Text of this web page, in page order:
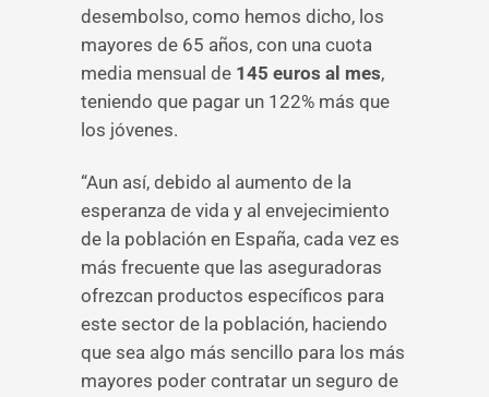
desembolso, como hemos dicho, los
mayores de 65 años, con una cuota
media mensual de 145 euros al mes,
teniendo que pagar un 122% más que
los jóvenes.
“Aun así, debido al aumento de la
esperanza de vida y al envejecimiento
de la población en España, cada vez es
más frecuente que las aseguradoras
ofrezcan productos específicos para
este sector de la población, haciendo
que sea algo más sencillo para los más
mayores poder contratar un seguro de